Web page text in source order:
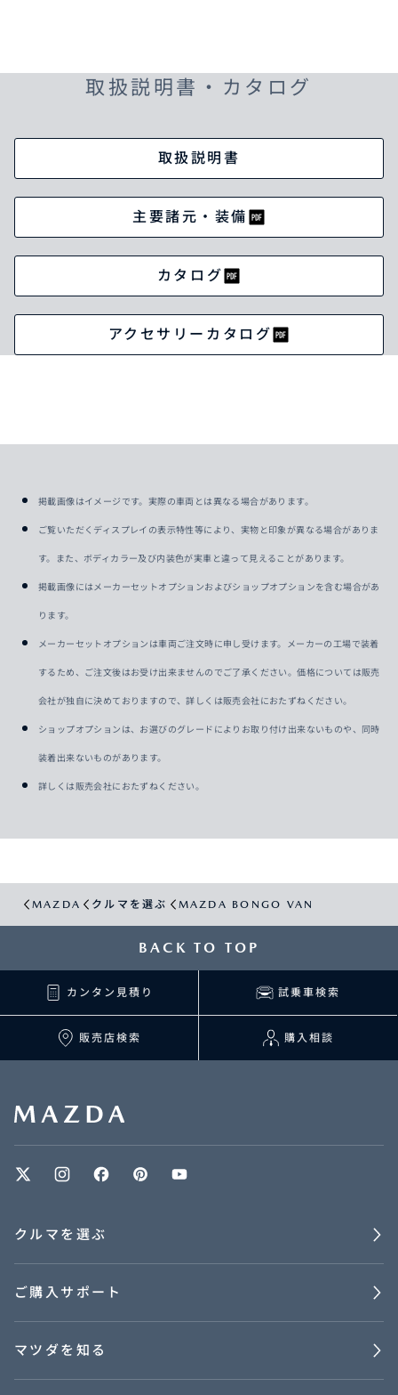
取扱説明書・カタログ
取扱説明書
主要諸元・装備
カタログ
アクセサリーカタログ
掲載画像はイメージです。実際の車両とは異なる場合があります。
ご覧いただくディスプレイの表示特性等により、実物と印象が異なる場合がありま
す。また、ボディカラー及び内装色が実車と違って見えることがあります。
掲載画像にはメーカーセットオプションおよびショップオプションを含む場合があ
ります。
メーカーセットオプションは車両ご注文時に申し受けます。メーカーの工場で装着
するため、ご注文後はお受け出来ませんのでご了承ください。価格については販売
会社が独自に決めておりますので、詳しくは販売会社におたずねください。
ショップオプションは、お選びのグレードによりお取り付け出来ないものや、同時
装着出来ないものがあります。
詳しくは販売会社におたずねください。
MAZDA クルマを選ぶ MAZDA BONGO VAN
BACK TO TOP
カンタン見積り 試乗車検索
販売店検索 購入相談
クルマを選ぶ
ご購入サポート
マツダを知る